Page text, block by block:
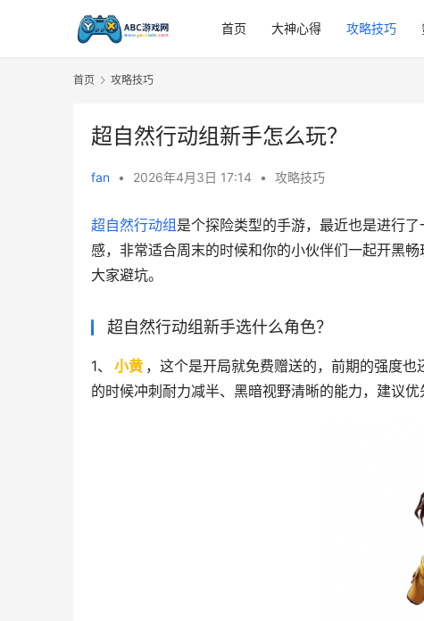
首页 大神心得 攻略技巧
首页 攻略技巧
超自然行动组新手怎么玩？
fan • 2026年4月3日 17:14 • 攻略技巧
超自然行动组 是个探险类型的手游，最近也是进行
感，非常适合周末的时候和你的小伙伴们一起开黑
大家避坑。
超自然行动组新手选什么角色？
1、 小黄 ，这个是开局就免费赠送的，前期的强度
的时候冲刺耐力减半、黑暗视野清晰的能力，建议优